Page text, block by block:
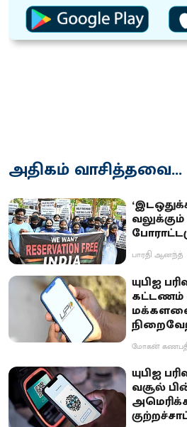
அதிகம் வாசித்தவை...
பாரதி ஆனந்த்
யுபிஐ
கட்டணம்
மோகன்
யுபிஐ
வசூல்